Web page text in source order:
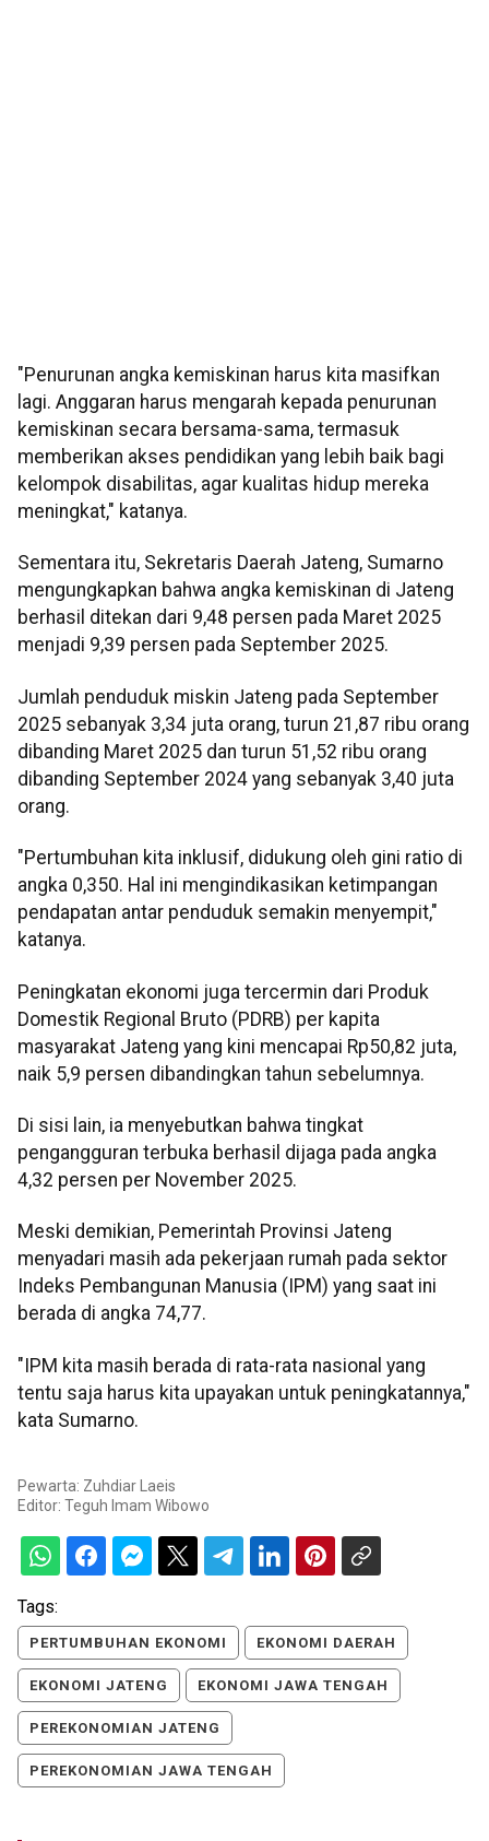
"Penurunan angka kemiskinan harus kita masifkan
lagi. Anggaran harus mengarah kepada penurunan
kemiskinan secara bersama-sama, termasuk
memberikan akses pendidikan yang lebih baik bagi
kelompok disabilitas, agar kualitas hidup mereka
meningkat," katanya.
Sementara itu, Sekretaris Daerah Jateng, Sumarno
mengungkapkan bahwa angka kemiskinan di Jateng
berhasil ditekan dari 9,48 persen pada Maret 2025
menjadi 9,39 persen pada September 2025.
Jumlah penduduk miskin Jateng pada September
2025 sebanyak 3,34 juta orang, turun 21,87 ribu orang
dibanding Maret 2025 dan turun 51,52 ribu orang
dibanding September 2024 yang sebanyak 3,40 juta
orang.
"Pertumbuhan kita inklusif, didukung oleh gini ratio di
angka 0,350. Hal ini mengindikasikan ketimpangan
pendapatan antar penduduk semakin menyempit,"
katanya.
Peningkatan ekonomi juga tercermin dari Produk
Domestik Regional Bruto (PDRB) per kapita
masyarakat Jateng yang kini mencapai Rp50,82 juta,
naik 5,9 persen dibandingkan tahun sebelumnya.
Di sisi lain, ia menyebutkan bahwa tingkat
pengangguran terbuka berhasil dijaga pada angka
4,32 persen per November 2025.
Meski demikian, Pemerintah Provinsi Jateng
menyadari masih ada pekerjaan rumah pada sektor
Indeks Pembangunan Manusia (IPM) yang saat ini
berada di angka 74,77.
"IPM kita masih berada di rata-rata nasional yang
tentu saja harus kita upayakan untuk peningkatannya,"
kata Sumarno.
Pewarta: Zuhdiar Laeis
Editor: Teguh Imam Wibowo
Tags:
PERTUMBUHAN EKONOMI EKONOMI DAERAH
EKONOMI JATENG EKONOMI JAWA TENGAH
PEREKONOMIAN JATENG
PEREKONOMIAN JAWA TENGAH